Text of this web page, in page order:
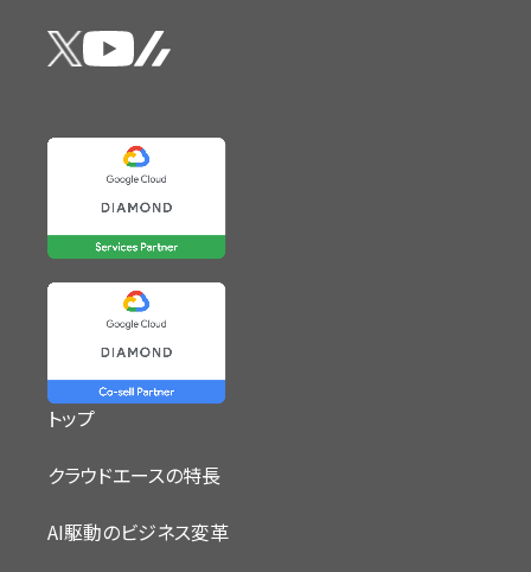
トップ
クラウドエースの特長
AI駆動のビジネス変革